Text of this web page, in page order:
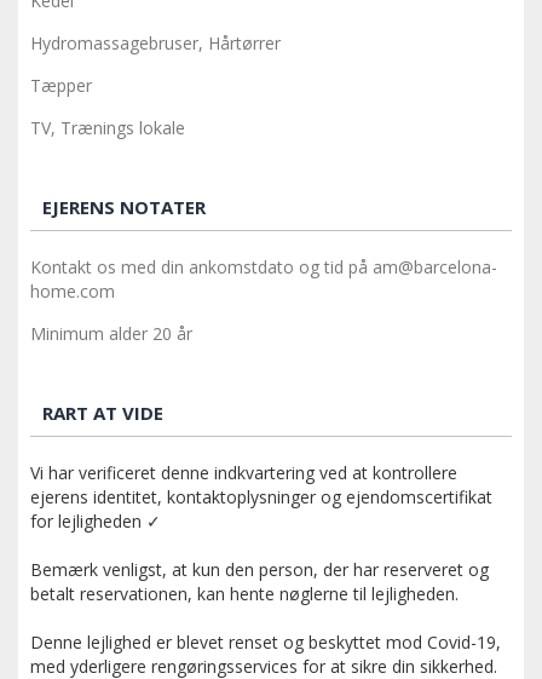
Hydromassagebruser, Hårtørrer
Tæpper
TV, Trænings lokale
EJERENS NOTATER
Kontakt os med din ankomstdato og tid på am@barcelona-
home.com
Minimum alder 20 år
RART AT VIDE
Vi har verificeret denne indkvartering ved at kontrollere
ejerens identitet, kontaktoplysninger og ejendomscertifikat
for lejligheden ✓
Bemærk venligst, at kun den person, der har reserveret og
betalt reservationen, kan hente nøglerne til lejligheden.
Denne lejlighed er blevet renset og beskyttet mod Covid-19,
med yderligere rengøringsservices for at sikre din sikkerhed.